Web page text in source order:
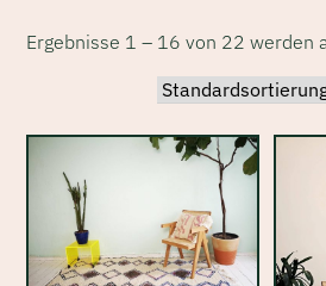
Ergebnisse 1 – 16 von 22 werden